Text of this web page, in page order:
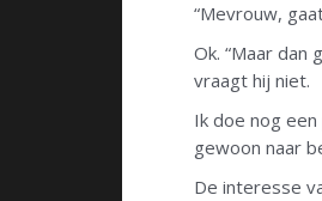
“Mevrouw,
Ok. “Maar
vraagt hij niet.
Ik doe nog
gewoon naar
De interesse